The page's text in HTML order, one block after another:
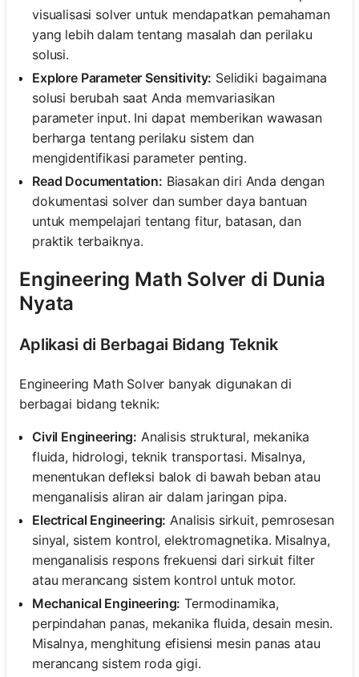
visualisasi solver untuk mendapatkan pemahaman
yang lebih dalam tentang masalah dan perilaku
solusi.
Explore Parameter Sensitivity: Selidiki bagaimana
solusi berubah saat Anda memvariasikan
parameter input. Ini dapat memberikan wawasan
berharga tentang perilaku sistem dan
mengidentifikasi parameter penting.
Read Documentation: Biasakan diri Anda dengan
dokumentasi solver dan sumber daya bantuan
untuk mempelajari tentang fitur, batasan, dan
praktik terbaiknya.
Engineering Math Solver di Dunia
Nyata
Aplikasi di Berbagai Bidang Teknik
Engineering Math Solver banyak digunakan di
berbagai bidang teknik:
Civil Engineering: Analisis struktural, mekanika
fluida, hidrologi, teknik transportasi. Misalnya,
menentukan defleksi balok di bawah beban atau
menganalisis aliran air dalam jaringan pipa.
Electrical Engineering: Analisis sirkuit, pemrosesan
sinyal, sistem kontrol, elektromagnetika. Misalnya,
menganalisis respons frekuensi dari sirkuit filter
atau merancang sistem kontrol untuk motor.
Mechanical Engineering: Termodinamika,
perpindahan panas, mekanika fluida, desain mesin.
Misalnya, menghitung efisiensi mesin panas atau
merancang sistem roda gigi.